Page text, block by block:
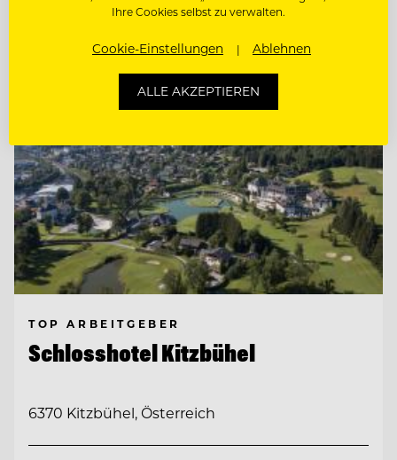
Entdecke alle Jobs
TOP ARBEITGEBER
Schlosshotel Kitzbühel
6370 Kitzbühel, Österreich
Ihre Cookies selbst zu verwalten.
Cookie-Einstellungen Ablehnen
ALLE AKZEPTIEREN